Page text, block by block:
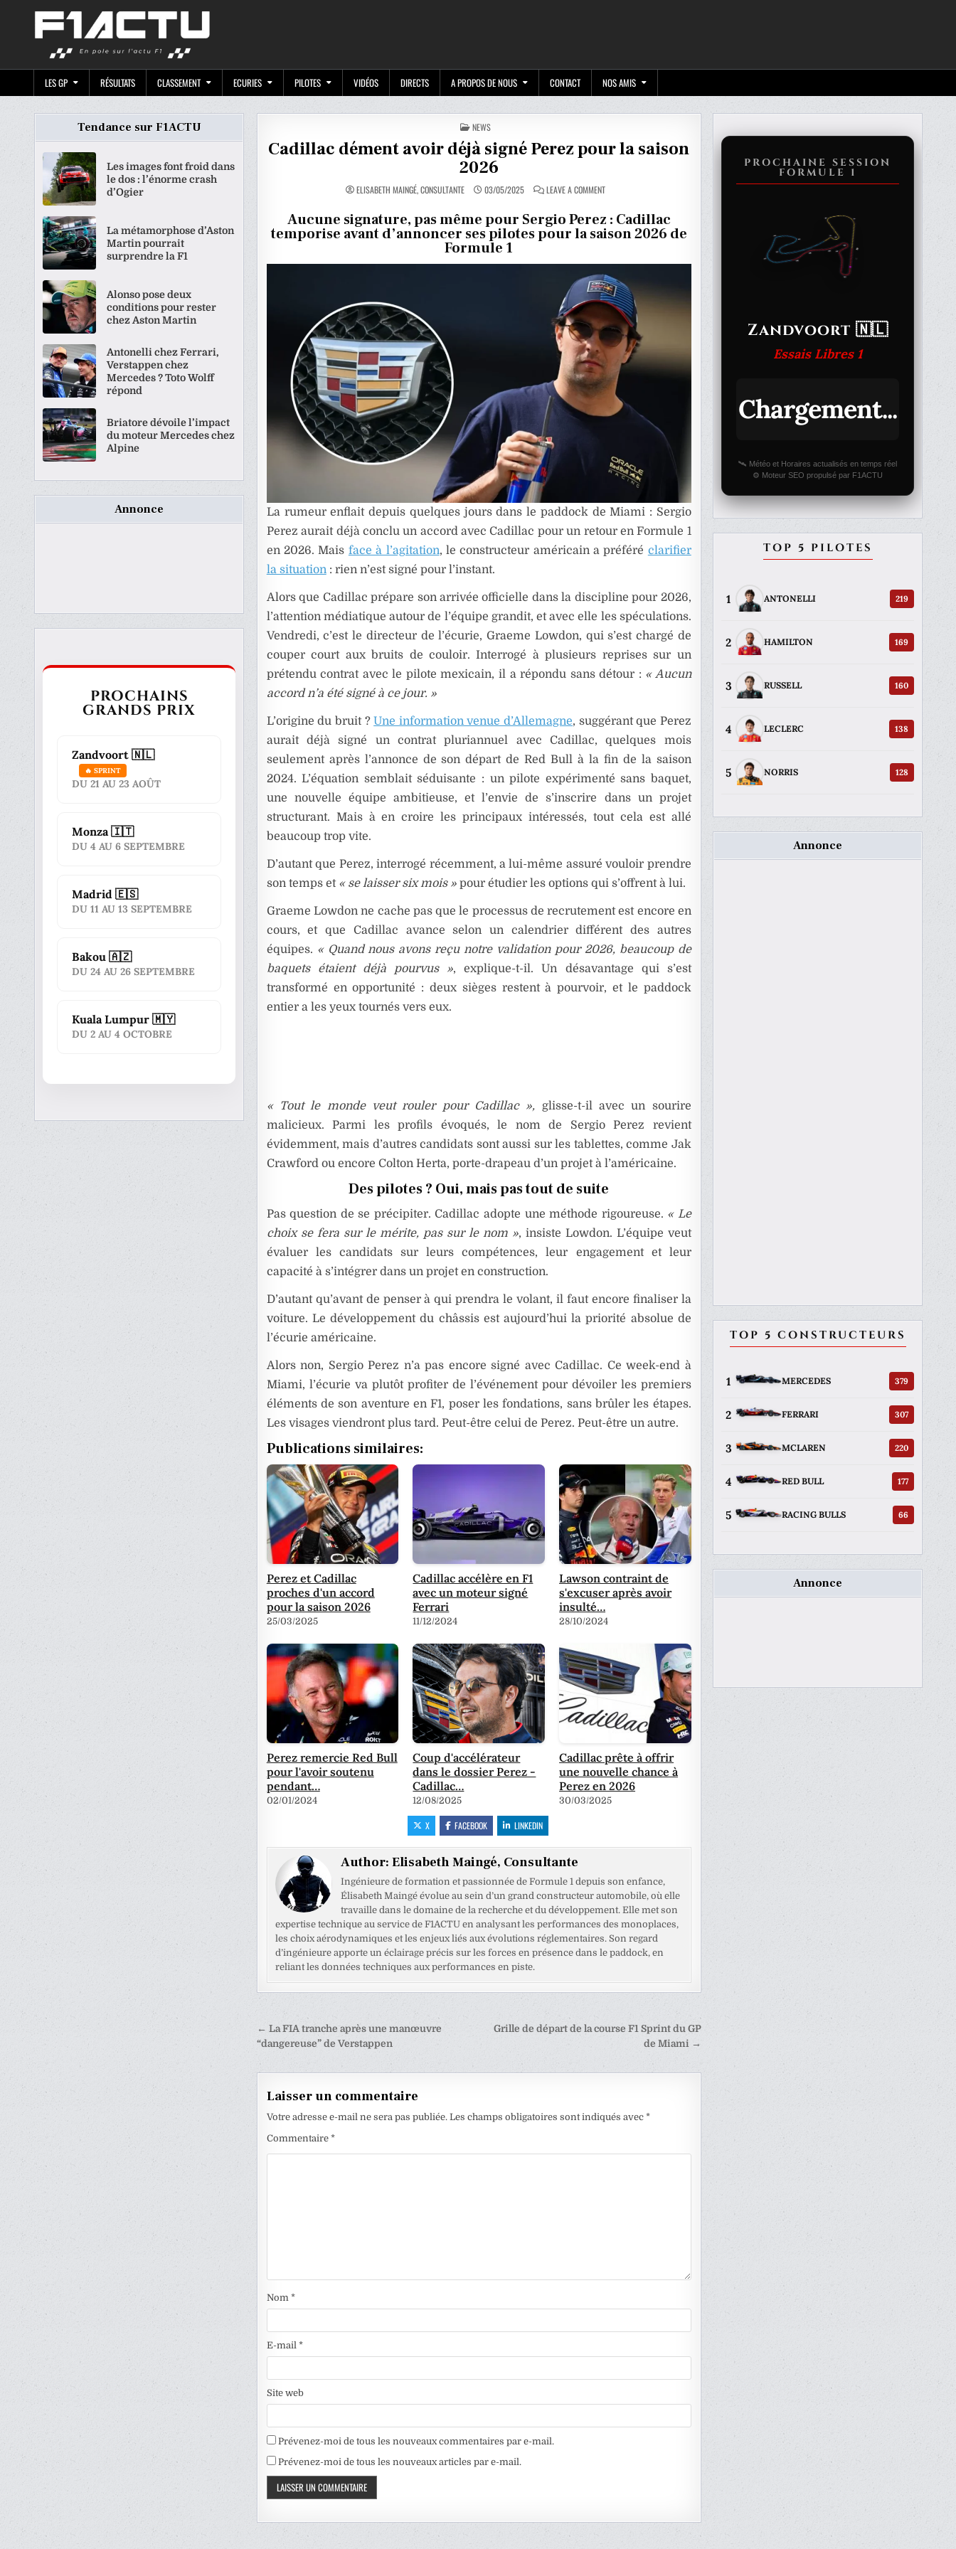
LES GP RÉSULTATS CLASSEMENT ECURIES PILOTES VIDÉOS DIRECTS A PROPOS DE NOUS CONTACT NOS AMIS
POSTED
IN
NEWS
Cadillac dément avoir déjà signé Perez pour la saison
2026
ELISABETH MAINGÉ, CONSULTANTE 03/05/2025 LEAVE A COMMENTON
CADILLAC
AVOIR
DÉJÀ
SIGNÉ
PEREZ
SAISON
2026
Aucune signature, pas même pour Sergio Perez : Cadillac
temporise avant d’annoncer ses pilotes pour la saison 2026 de
Formule 1
La rumeur enflait depuis quelques jours dans le paddock de Miami : Sergio
Perez aurait déjà conclu un accord avec Cadillac pour un retour en Formule 1
en 2026. Mais face à l’agitation, le constructeur américain a préféré clarifier
la situation: rien n’est signé pour l’instant.
Alors que Cadillac prépare son arrivée officielle dans la discipline pour 2026,
l’attention médiatique autour de l’équipe grandit, et avec elle les spéculations.
Vendredi, c’est le directeur de l’écurie, Graeme Lowdon, qui s’est chargé de
couper court aux bruits de couloir. Interrogé à plusieurs reprises sur un
prétendu contrat avec le pilote mexicain, il a répondu sans détour : « Aucun
accord n’a été signé à ce jour. »
L’origine du bruit ?Une information venue d’Allemagne, suggérant que Perez
aurait déjà signé un contrat pluriannuel avec Cadillac, quelques mois
seulement après l’annonce de son départ de Red Bull à la fin de la saison
2024. L’équation semblait séduisante : un pilote expérimenté sans baquet,
une nouvelle équipe ambitieuse, et l’envie de s’inscrire dans un projet
structurant. Mais à en croire les principaux intéressés, tout cela est allé
beaucoup trop vite.
D’autant que Perez, interrogé récemment, a lui-même assuré vouloir prendre
son temps et « se laisser six mois »pour étudier les options qui s’offrent à lui.
Graeme Lowdon ne cache pas que le processus de recrutement est encore en
cours, et que Cadillac avance selon un calendrier différent des autres
équipes. « Quand nous avons reçu notre validation pour 2026, beaucoup de
baquets étaient déjà pourvus », explique-t-il. Un désavantage qui s’est
transformé en opportunité : deux sièges restent à pourvoir, et le paddock
entier a les yeux tournés vers eux.
« Tout le monde veut rouler pour Cadillac », glisse-t-il avec un sourire
malicieux. Parmi les profils évoqués, le nom de Sergio Perez revient
évidemment, mais d’autres candidats sont aussi sur les tablettes, comme Jak
Crawford ou encore Colton Herta, porte-drapeau d’un projet à l’américaine.
Des pilotes ? Oui, mais pas tout de suite
Pas question de se précipiter. Cadillac adopte une méthode rigoureuse. « Le
choix se fera sur le mérite, pas sur le nom », insiste Lowdon. L’équipe veut
évaluer les candidats sur leurs compétences, leur engagement et leur
capacité à s’intégrer dans un projet en construction.
D’autant qu’avant de penser à qui prendra le volant, il faut encore finaliser la
voiture. Le développement du châssis est aujourd’hui la priorité absolue de
l’écurie américaine.
Alors non, Sergio Perez n’a pas encore signé avec Cadillac. Ce week-end à
Miami, l’écurie va plutôt profiter de l’événement pour dévoiler les premiers
éléments de son aventure en F1, poser les fondations, sans brûler les étapes.
Les visages viendront plus tard. Peut-être celui de Perez. Peut-être un autre.
Publications similaires:
Perez et Cadillac
proches d'un accord
pour la saison 2026
25/03/2025
Cadillac accélère en F1
avec un moteur signé
Ferrari
11/12/2024
Lawson contraint de
s'excuser après avoir
insulté…
28/10/2024
Perez remercie Red Bull
pour l'avoir soutenu
pendant…
02/01/2024
Coup d'accélérateur
dans le dossier Perez -
Cadillac…
12/08/2025
Cadillac prête à offrir
une nouvelle chance à
Perez en 2026
30/03/2025
X FACEBOOK LINKEDIN
Author: Elisabeth Maingé, Consultante
Ingénieure de formation et passionnée de Formule 1 depuis son enfance,
Élisabeth Maingé évolue au sein d’un grand constructeur automobile, où elle
travaille dans le domaine de la recherche et du développement. Elle met son
expertise technique au service de F1ACTU en analysant les performances des monoplaces,
les choix aérodynamiques et les enjeux liés aux évolutions réglementaires. Son regard
d’ingénieure apporte un éclairage précis sur les forces en présence dans le paddock, en
reliant les données techniques aux performances en piste.
Navigation
de
l’article
Grille de départ de la course F1 Sprint du GP
de Miami →
← La FIA tranche après une manœuvre
“dangereuse” de Verstappen
Laisser un commentaire
Votre adresse e-mail ne sera pas publiée. Les champs obligatoires sont indiqués avec *
Commentaire *
Nom *
E-mail *
Site web
Prévenez-moi de tous les nouveaux commentaires par e-mail.
Prévenez-moi de tous les nouveaux articles par e-mail.
Tendance sur F1ACTU
Les images font froid dans
le dos : l’énorme crash
d’Ogier
La métamorphose d’Aston
Martin pourrait
surprendre la F1
Alonso pose deux
conditions pour rester
chez Aston Martin
Antonelli chez Ferrari,
Verstappen chez
Mercedes ? Toto Wolff
répond
Briatore dévoile l’impact
du moteur Mercedes chez
Alpine
Annonce
PROCHAINS
GRANDS PRIX
Zandvoort 🇳🇱
🔥 SPRINT
DU 21 AU 23 AOÛT
Monza 🇮🇹
DU 4 AU 6 SEPTEMBRE
Madrid 🇪🇸
DU 11 AU 13 SEPTEMBRE
Bakou 🇦🇿
DU 24 AU 26 SEPTEMBRE
Kuala Lumpur 🇲🇾
DU 2 AU 4 OCTOBRE
PROCHAINE SESSION
FORMULE 1
Zandvoort 🇳🇱
Essais Libres 1
Chargement...
🛰️ Météo et Horaires actualisés en temps réel
⚙️ Moteur SEO propulsé par F1ACTU
TOP 5 PILOTES
1 ANTONELLI 219
2 HAMILTON 169
3 RUSSELL 160
4 LECLERC 138
5 NORRIS 128
Annonce
TOP 5 CONSTRUCTEURS
1 MERCEDES 379
2 FERRARI 307
3 MCLAREN 220
4 RED BULL 177
5 RACING BULLS 66
Annonce